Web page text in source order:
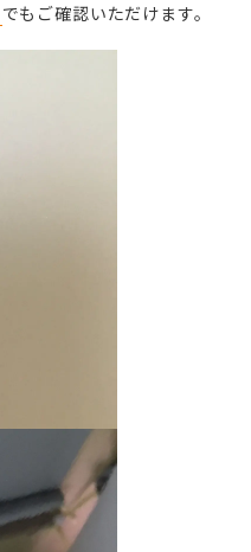
でもご確認いただけます。